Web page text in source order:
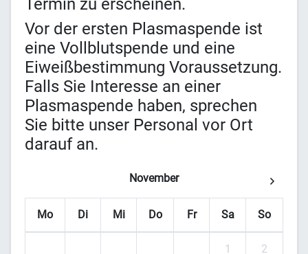
Termin zu erscheinen.
Vor der ersten Plasmaspende ist
eine Vollblutspende und eine
Eiweißbestimmung Voraussetzung.
Falls Sie Interesse an einer
Plasmaspende haben, sprechen
Sie bitte unser Personal vor Ort
darauf an.
November
Mo Di Mi Do Fr Sa So
1 2